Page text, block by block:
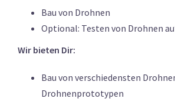
Bau von Drohnen
Optional: Testen von Drohnen
Wir bieten Dir:
Bau von verschiedensten
Drohnenprototypen